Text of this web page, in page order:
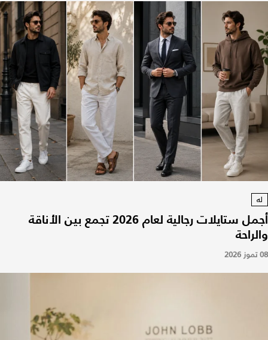
له
أجمل ستايلات رجالية لعام 2026 تجمع بين الأناقة
والراحة
08 تموز 2026